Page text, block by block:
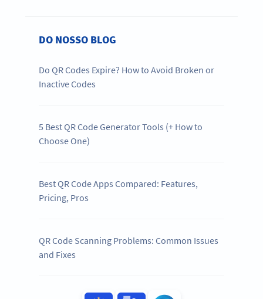
DO NOSSO BLOG
Do QR Codes Expire? How to Avoid Broken or
Inactive Codes
5 Best QR Code Generator Tools (+ How to
Choose One)
Best QR Code Apps Compared: Features,
Pricing, Pros
QR Code Scanning Problems: Common Issues
and Fixes